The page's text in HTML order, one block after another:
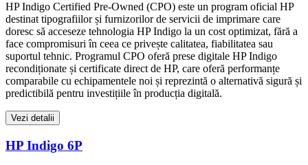
HP Indigo Certified Pre-Owned (CPO) este un program oficial HP
destinat tipografiilor și furnizorilor de servicii de imprimare care
doresc să acceseze tehnologia HP Indigo la un cost optimizat, fără a
face compromisuri în ceea ce privește calitatea, fiabilitatea sau
suportul tehnic. Programul CPO oferă prese digitale HP Indigo
recondiționate și certificate direct de HP, care oferă performanțe
comparabile cu echipamentele noi și reprezintă o alternativă sigură și
predictibilă pentru investițiile în producția digitală.
Vezi detalii
HP Indigo 6P